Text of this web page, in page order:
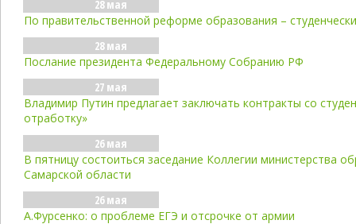
28 мая
По правительственной реформе образования –
28 мая
Послание президента Федеральному Собранию РФ
27 мая
Владимир Путин предлагает заключать контракты со
отработку»
26 мая
В пятницу состоиться заседание Коллегии министерства
Самарской области
26 мая
А.Фурсенко: о проблеме ЕГЭ и отсрочке от армии